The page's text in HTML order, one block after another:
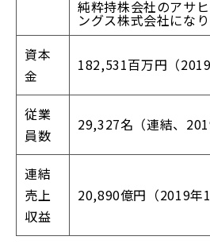
純粋持株会社のアサ
ングス株式会社になり
資本
金
182,531百万円（
従業
員数
29,327名（連結、
連結
売上
収益
20,890億円（2019年